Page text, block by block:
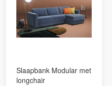
Slaapbank Modular met
longchair